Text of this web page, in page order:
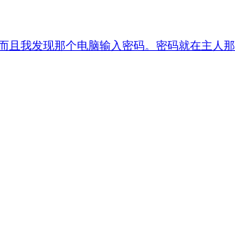
且我发现那个电脑输入密码。密码就在主人